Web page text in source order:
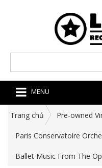
MENU
Trang chủ Pre-owned
Paris Conservatoire
Ballet Music From The